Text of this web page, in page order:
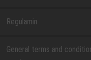
Regulamin
General terms and